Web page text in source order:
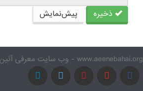
ذخیره پیش‌نمایش
www.aeenebahai.org - وب سایت معرفی آئین بهائی به زبان فارسی